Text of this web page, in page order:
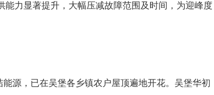
力显著提升，大幅压减故障范围及时间，为迎峰度
源，已在吴堡各乡镇农户屋顶遍地开花。吴堡华初